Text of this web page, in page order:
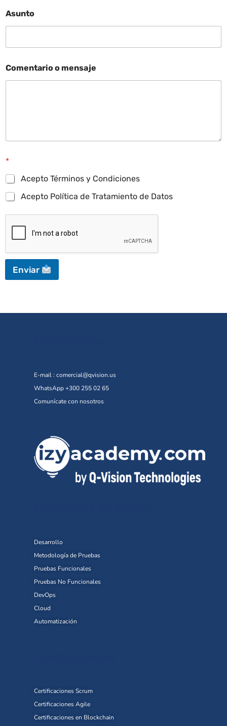
Asunto
Comentario o mensaje
*
Acepto Términos y Condiciones
Acepto Política de Tratamiento de Datos
Enviar
E-mail : comercial@qvision.us
WhatsApp +300 255 02 65
Comunícate con nosotros
Desarrollo
Metodología de Pruebas
Pruebas Funcionales
Pruebas No Funcionales
DevOps
Cloud
Automatización
Certificaciones Scrum
Certificaciones Agile
Certificaciones en Blockchain